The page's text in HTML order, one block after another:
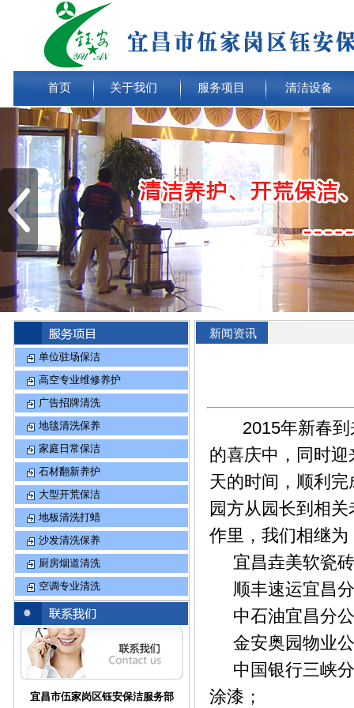
首页 关于我们 服务项目 清洁设备
单位驻场保洁
高空专业维修养护
广告招牌清洗
地毯清洗保养
家庭日常保洁
石材翻新养护
大型开荒保洁
地板清洗打蜡
沙发清洗保养
厨房烟道清洗
空调专业清洗
宜昌市伍家岗区钰安保洁服务部
新闻资讯
2015年新春到
的喜庆中，同时
天的时间，顺利
园方从园长到相
作里，我们相继为
宜昌垚美软瓷砖
顺丰速运宜昌分
中石油宜昌分公
金安奥园物业公
中国银行三峡分
涂漆；